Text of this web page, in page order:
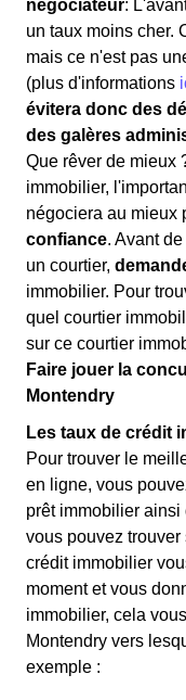
négociateur:
un taux moins cher.
mais ce n'est pas
(plus d'informations
évitera donc des
des galères
Que rêver de mieux
immobilier,
négociera au mieux
confiance. Avant
un courtier,
immobilier. Pour
quel courtier
sur ce courtier
Faire jouer la
Montendry
Les taux de crédit
Pour trouver le
en ligne, vous
prêt immobilier
vous pouvez trouver
crédit immobilier
moment et vous
immobilier, cela
Montendry vers
exemple :